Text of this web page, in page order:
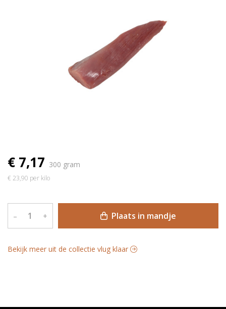
€ 7,17 300 gram
€ 23,90 per kilo
– + Plaats in mandje
Bekijk meer uit de collectie vlug klaar